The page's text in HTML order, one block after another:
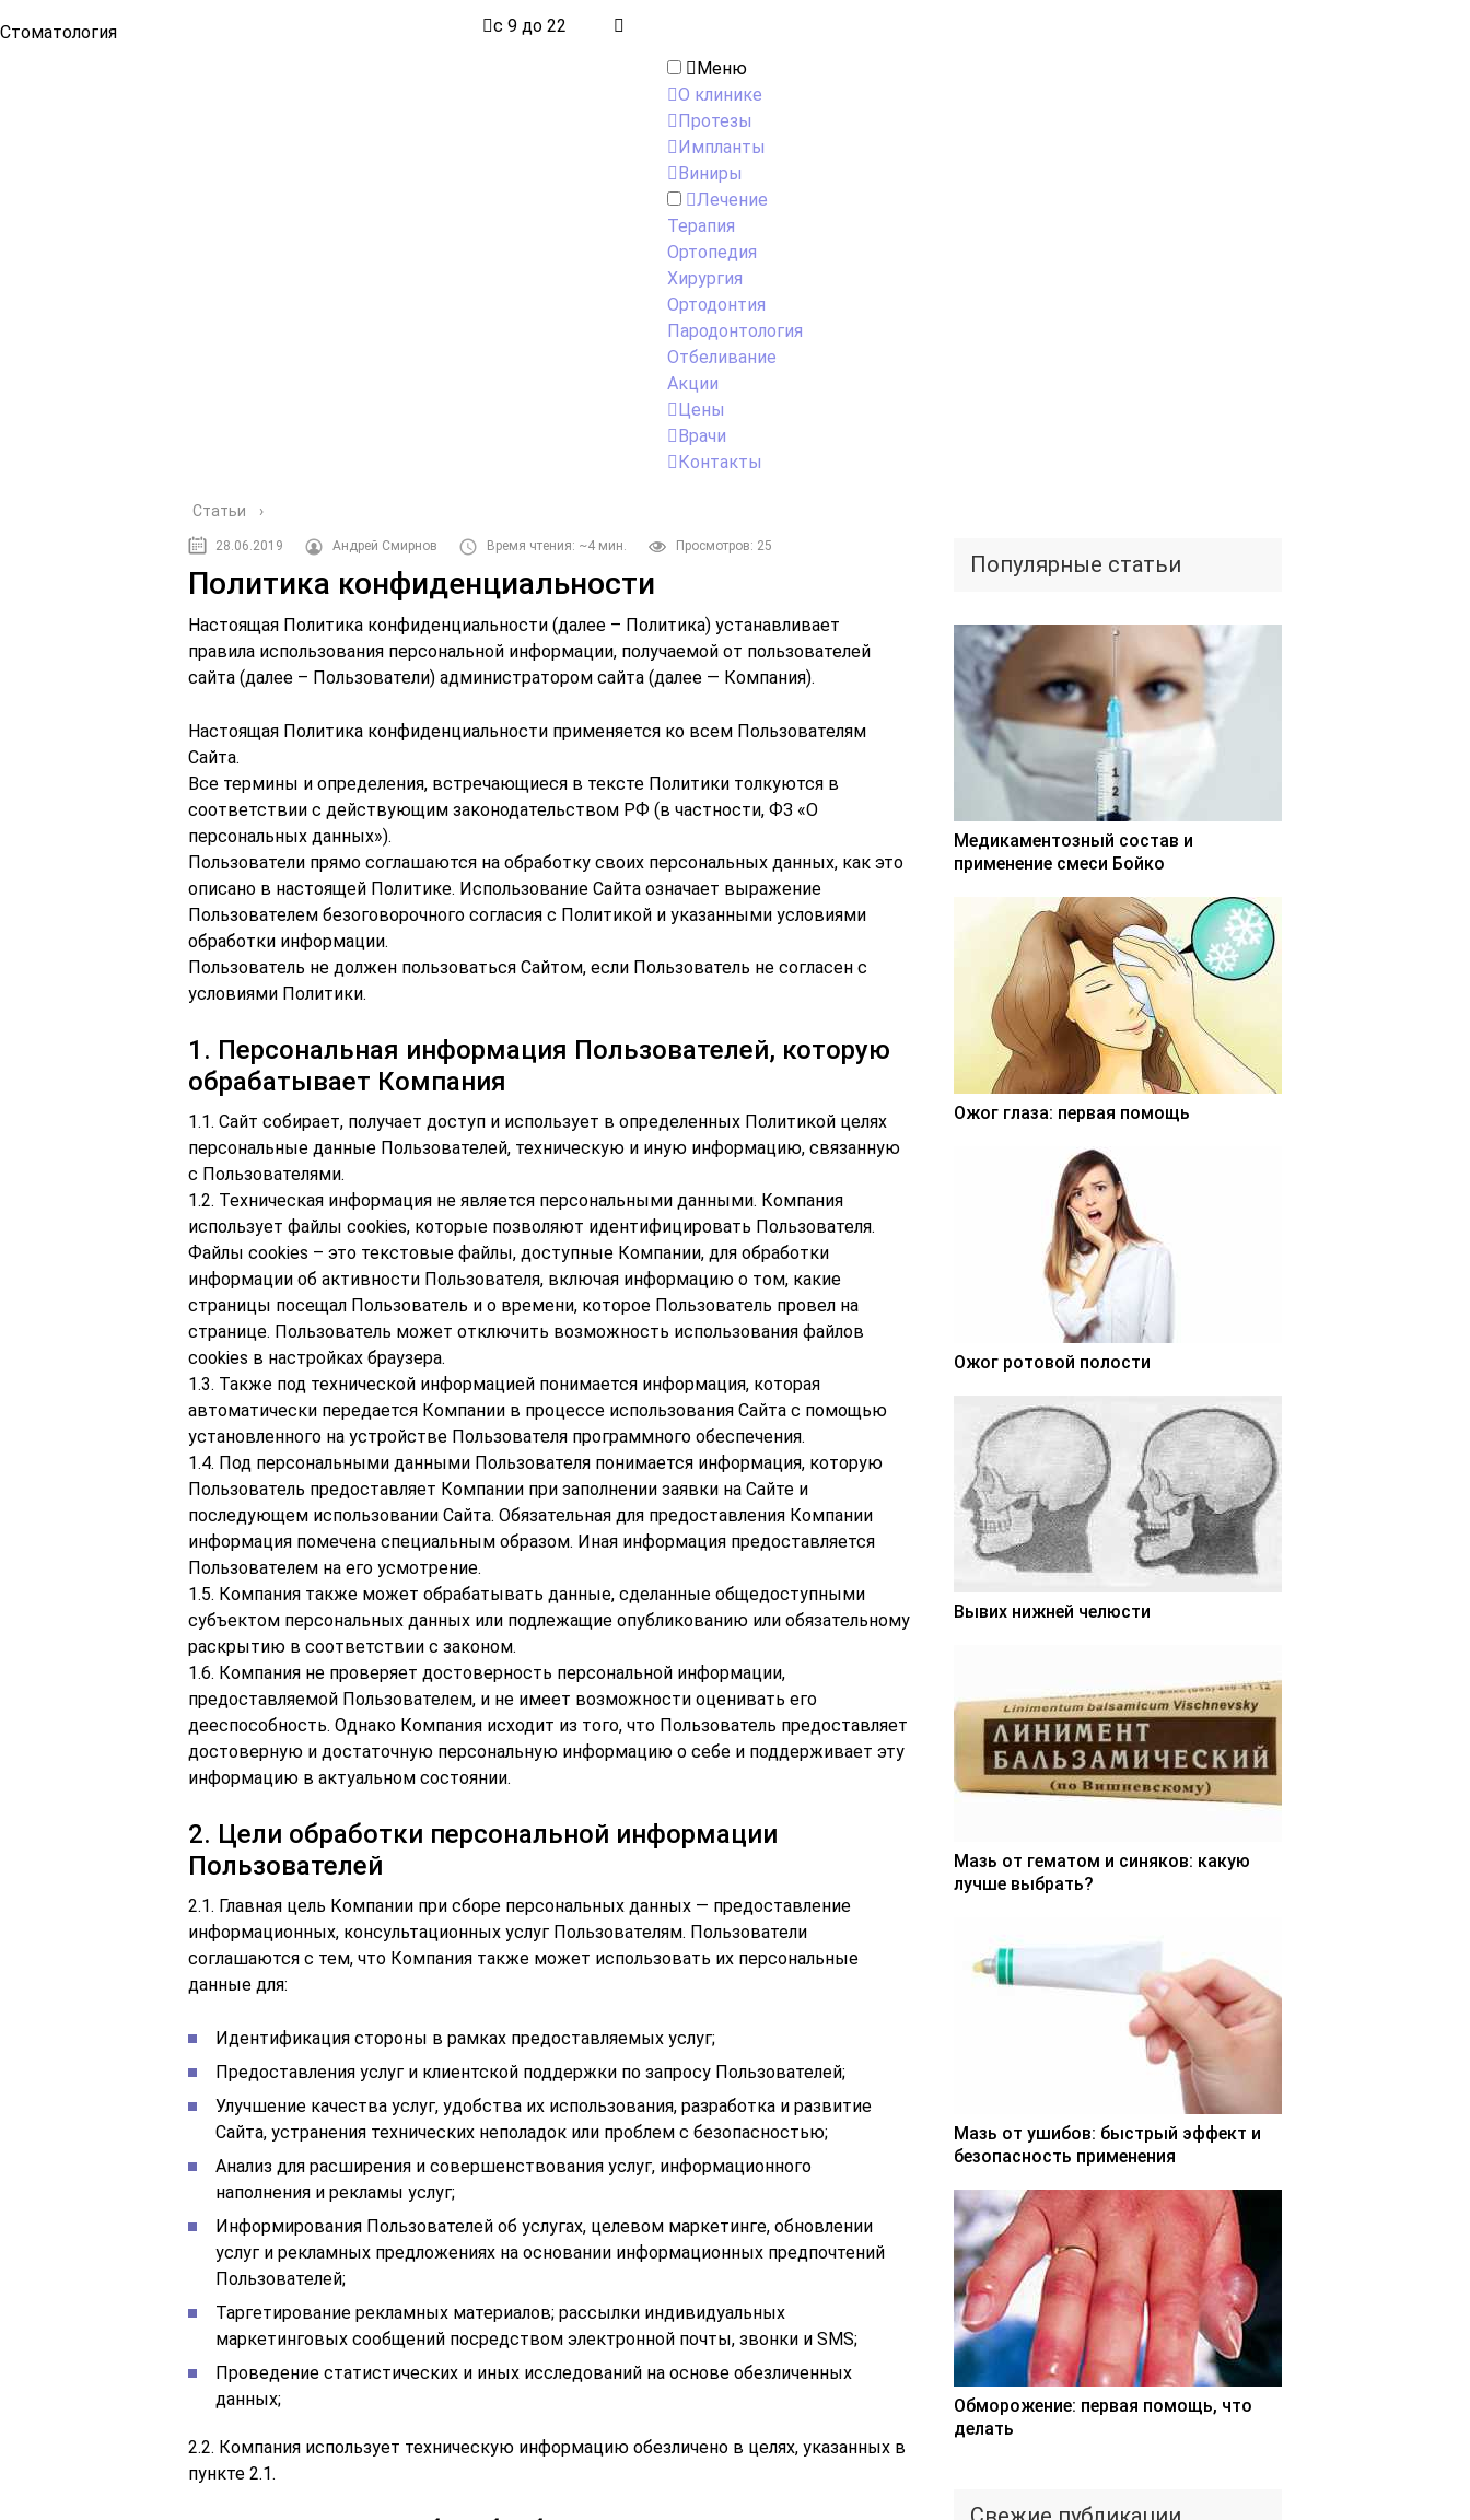
Стоматология с 9 до 22
Меню
О клинике
Протезы
Импланты
Виниры
Лечение
Терапия
Ортопедия
Хирургия
Ортодонтия
Пародонтология
Отбеливание
Акции
Цены
Врачи
Контакты
Статьи ›
28.06.2019 Андрей Смирнов Время чтения: ~4 мин. Просмотров: 25
Политика конфиденциальности
Настоящая Политика конфиденциальности (далее – Политика) устанавливает
правила использования персональной информации, получаемой от пользователей
сайта (далее – Пользователи) администратором сайта (далее — Компания).
Настоящая Политика конфиденциальности применяется ко всем Пользователям
Сайта.
Все термины и определения, встречающиеся в тексте Политики толкуются в
соответствии с действующим законодательством РФ (в частности, ФЗ «О
персональных данных»).
Пользователи прямо соглашаются на обработку своих персональных данных, как это
описано в настоящей Политике. Использование Сайта означает выражение
Пользователем безоговорочного согласия с Политикой и указанными условиями
обработки информации.
Пользователь не должен пользоваться Сайтом, если Пользователь не согласен с
условиями Политики.
1. Персональная информация Пользователей, которую
обрабатывает Компания
1.1. Сайт собирает, получает доступ и использует в определенных Политикой целях
персональные данные Пользователей, техническую и иную информацию, связанную
с Пользователями.
1.2. Техническая информация не является персональными данными. Компания
использует файлы cookies, которые позволяют идентифицировать Пользователя.
Файлы cookies – это текстовые файлы, доступные Компании, для обработки
информации об активности Пользователя, включая информацию о том, какие
страницы посещал Пользователь и о времени, которое Пользователь провел на
странице. Пользователь может отключить возможность использования файлов
cookies в настройках браузера.
1.3. Также под технической информацией понимается информация, которая
автоматически передается Компании в процессе использования Сайта с помощью
установленного на устройстве Пользователя программного обеспечения.
1.4. Под персональными данными Пользователя понимается информация, которую
Пользователь предоставляет Компании при заполнении заявки на Сайте и
последующем использовании Сайта. Обязательная для предоставления Компании
информация помечена специальным образом. Иная информация предоставляется
Пользователем на его усмотрение.
1.5. Компания также может обрабатывать данные, сделанные общедоступными
субъектом персональных данных или подлежащие опубликованию или обязательному
раскрытию в соответствии с законом.
1.6. Компания не проверяет достоверность персональной информации,
предоставляемой Пользователем, и не имеет возможности оценивать его
дееспособность. Однако Компания исходит из того, что Пользователь предоставляет
достоверную и достаточную персональную информацию о себе и поддерживает эту
информацию в актуальном состоянии.
2. Цели обработки персональной информации
Пользователей
2.1. Главная цель Компании при сборе персональных данных — предоставление
информационных, консультационных услуг Пользователям. Пользователи
соглашаются с тем, что Компания также может использовать их персональные
данные для:
Идентификация стороны в рамках предоставляемых услуг;
Предоставления услуг и клиентской поддержки по запросу Пользователей;
Улучшение качества услуг, удобства их использования, разработка и развитие
Сайта, устранения технических неполадок или проблем с безопасностью;
Анализ для расширения и совершенствования услуг, информационного
наполнения и рекламы услуг;
Информирования Пользователей об услугах, целевом маркетинге, обновлении
услуг и рекламных предложениях на основании информационных предпочтений
Пользователей;
Таргетирование рекламных материалов; рассылки индивидуальных
маркетинговых сообщений посредством электронной почты, звонки и SMS;
Проведение статистических и иных исследований на основе обезличенных
данных;
2.2. Компания использует техническую информацию обезличено в целях, указанных в
пункте 2.1.
Популярные статьи
Медикаментозный состав и
применение смеси Бойко
Ожог глаза: первая помощь
Ожог ротовой полости
Вывих нижней челюсти
Мазь от гематом и синяков: какую
лучше выбрать?
Мазь от ушибов: быстрый эффект и
безопасность применения
Обморожение: первая помощь, что
делать